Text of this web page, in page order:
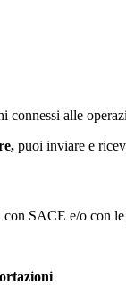
connessi alle
, puoi inviare e
SACE e/o con